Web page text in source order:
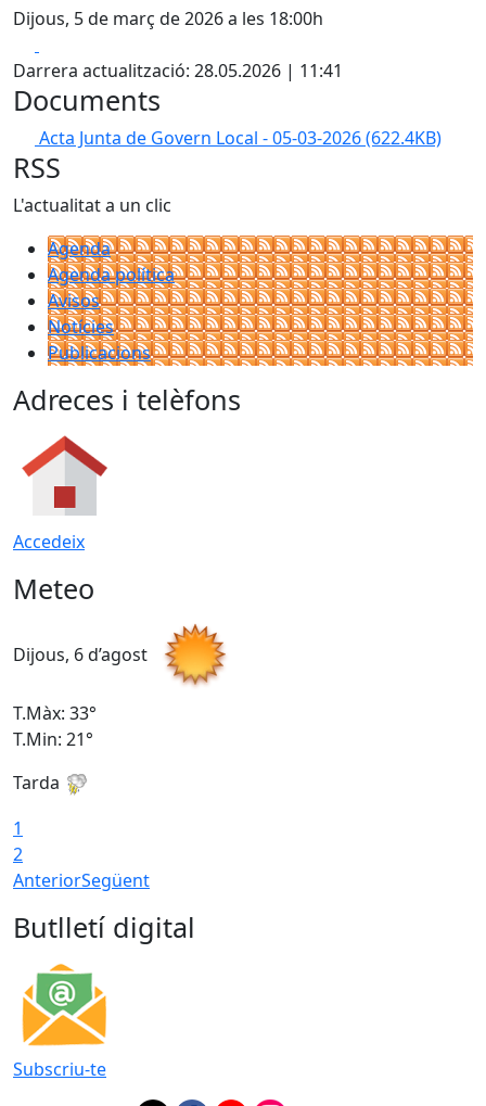
Dijous, 5 de març de 2026 a les 18:00h
Darrera actualització: 28.05.2026 | 11:41
Documents
Acta Junta de Govern Local - 05-03-2026(622.4KB)
RSS
L'actualitat a un clic
Agenda
Agenda política
Avisos
Notícies
Publicacions
Adreces i telèfons
Accedeix
Meteo
Dijous, 6 d’agost
T.Màx: 33°
T.Min: 21°
Tarda
1
2
AnteriorSegüent
Butlletí digital
Subscriu-te